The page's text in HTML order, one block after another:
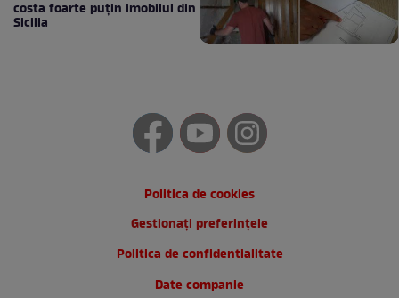
costa foarte puțin imobilul din
Sicilia
Politica de cookies
Gestionați preferințele
Politica de confidentialitate
Date companie